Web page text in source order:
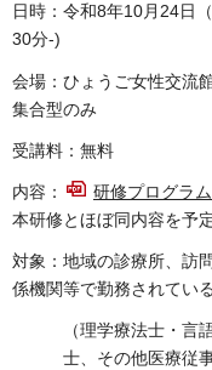
日時：令和8年10月24日
30分-)
会場：ひょうご女性交流
集合型のみ
受講料：無料
内容： 研修プログラ
本研修とほぼ同内容を予
対象：地域の診療所、訪
係機関等で勤務されてい
（理学療法士・言
士、その他医療従